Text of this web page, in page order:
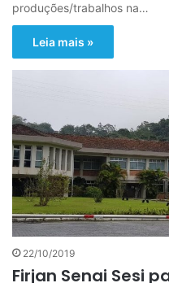
produções/trabalhos na…
Leia mais »
22/10/2019
Firjan Senai Sesi